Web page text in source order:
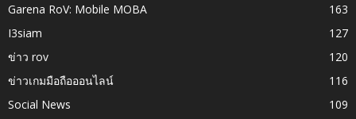
Garena RoV: Mobile MOBA
163
I3siam
127
ข่าว rov
120
ข่าวเกมมือถือออนไลน์
116
Social News
109